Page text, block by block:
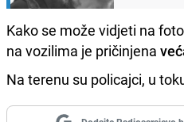
Kako se može vidjeti na
na vozilima je pričinjena
Na terenu su policajci, u